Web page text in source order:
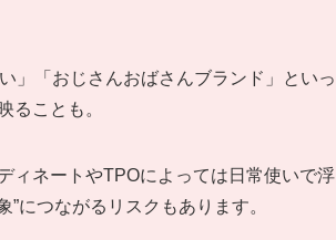
」「おじさんおばさんブランド」といっ
ることも。
ィネートやTPOによっては日常使いで浮
につながるリスクもあります。